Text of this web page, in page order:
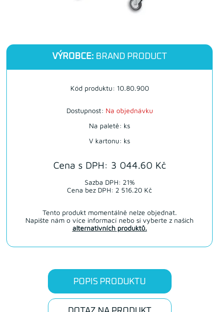
VÝROBCE: BRAND PRODUCT
Cena s DPH: 3 044.60 Kč
Sazba DPH: 21%
Cena bez DPH: 2 516.20 Kč
Kód produktu: 10.80.900
Dostupnost: Na objednávku
Na paletě: ks
V kartonu: ks
Tento produkt momentálně nelze objednat.
Napište nám o více informací nebo si vyberte z našich
alternativních produktů.
POPIS PRODUKTU